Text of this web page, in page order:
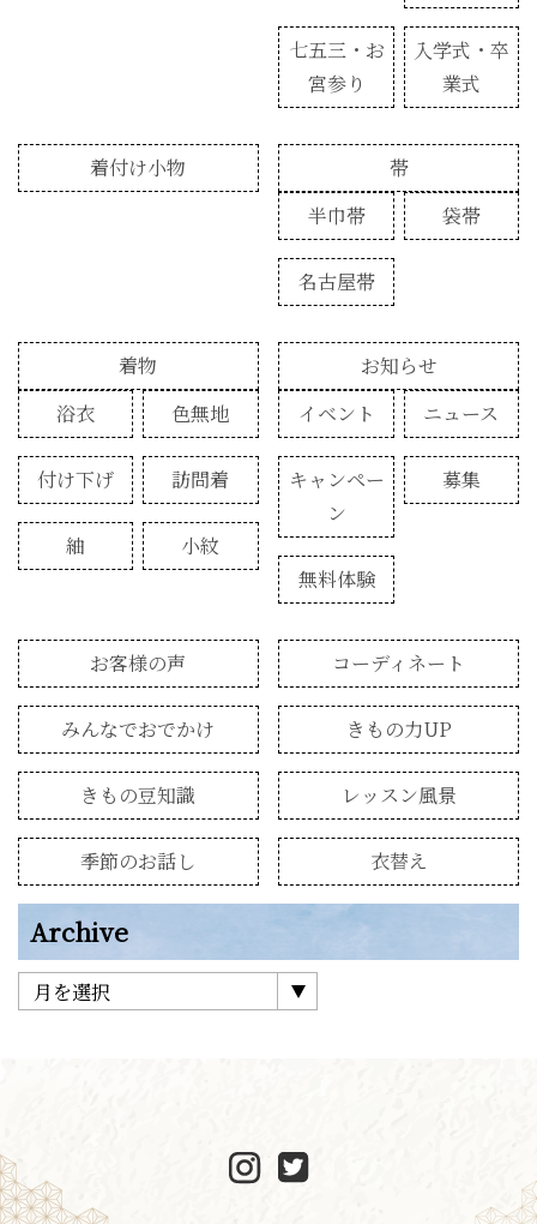
七五三・お
宮参り
入学式・卒
業式
着付け小物
帯
半巾帯
袋帯
名古屋帯
着物
浴衣
色無地
付け下げ 訪問着
紬 小紋
お知らせ
イベント
ニュース
キャンペー
ン
募集
無料体験
お客様の声 コーディネート
みんなでおでかけ きもの力UP
きもの豆知識 レッスン風景
季節のお話し 衣替え
Archive